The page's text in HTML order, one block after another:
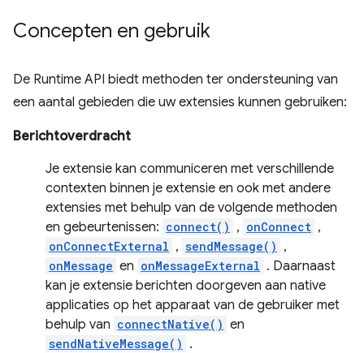
Concepten en gebruik
De Runtime API biedt methoden ter ondersteuning van
een aantal gebieden die uw extensies kunnen gebruiken:
Berichtoverdracht
Je extensie kan communiceren met verschillende
contexten binnen je extensie en ook met andere
extensies met behulp van de volgende methoden
en gebeurtenissen: connect() , onConnect ,
onConnectExternal , sendMessage() ,
onMessage en onMessageExternal . Daarnaast
kan je extensie berichten doorgeven aan native
applicaties op het apparaat van de gebruiker met
behulp van connectNative() en
sendNativeMessage() .